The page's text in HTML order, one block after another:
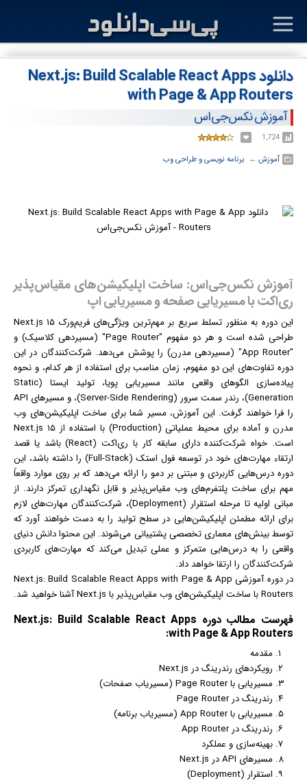
دانلود Next.js: Build Scalable React Apps
with Page & App Routers
آموزش نکس‌جی‌اس
1,724
آموزش ← ‏ برنامه نویسی و طراحی وب
آموزش نکس‌جی‌اس: ساخت اپلیکیشن‌های مقیاس‌پذیر
ری‌اکت با مسیریابی صفحه و مسیریابی اپ
این دوره به منظور تسلط سریع بر مهم‌ترین ویژگی‌های فریم‌ورک Next.js ۱۵
طراحی شده است و هر دو مفهوم "Page Router" (مسیردهی کلاسیک) و
"App Router" (مسیردهی مدرن) را پوشش می‌دهد. شرکت‌کنندگان در این
دوره تفاوت‌های این دو مفهوم، زمان مناسب برای استفاده از هر کدام، و نحوه
پیاده‌سازی الگوهای واقعی مانند مسیریابی پویا، تولید ایستا (Static
Generation)، رندر سمت سرور (Server-Side Rendering)، و مسیرهای API
را فرا خواهند گرفت. این آموزش، مسیر شما برای ساخت اپلیکیشن‌های وب
مدرن و آماده برای محیط عملیاتی (Production) با استفاده از Next.js ۱۵
است. خواه شرکت‌کننده دارای سابقه کار با ری‌اکت (React) باشد یا قصد
ارتقاء مهارت‌های خود در توسعه فول استک (Full-Stack) را داشته باشد، این
دوره درس‌هایی کاربردی و مبتنی بر دمو را ارائه می‌دهد که بر روی موارد واقعاً
مهم برای ساخت پلتفرم‌های وب مقیاس‌پذیر و قابل نگهداری تمرکز دارند. از
مبانی اولیه تا مرحله استقرار (Deployment)، شرکت‌کنندگان مهارت‌های لازم
برای ارائه مطمئن اپلیکیشن‌هایی در سطح تولید را به دست خواهند آورد که
توسط بینش‌های معماری تخصصی پشتیبانی می‌شوند. این محتوا دانش دنیای
واقعی را به درس‌هایی متمرکز و عملی تبدیل می‌کند که مهارت‌های کاربردی
شرکت‌کنندگان را ارتقا خواهد داد.
در دوره آموزشی Next.js: Build Scalable React Apps with Page & App
Routers با ساخت اپلیکیشن‌های وب مقیاس‌پذیر با Next.js آشنا خواهید شد.
فهرست مطالب دوره Next.js: Build Scalable React Apps
with Page & App Routers:
مقدمه
رویکردهای رندرینگ در Next.js
مسیریابی با Page Router (مسیریاب صفحات)
رندرینگ در Page Router
مسیریابی با App Router (مسیریاب برنامه)
رندرینگ در App Router
بهینه‌سازی و عملکرد
مسیرهای API در Next.js
استقرار (Deployment)